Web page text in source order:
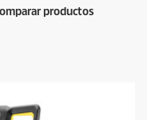
productos